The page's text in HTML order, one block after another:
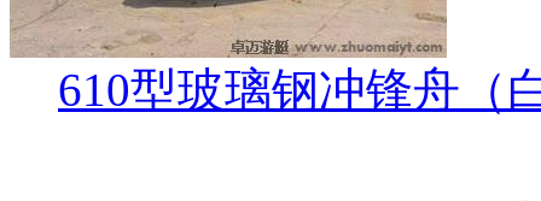
610型玻璃钢冲锋舟（